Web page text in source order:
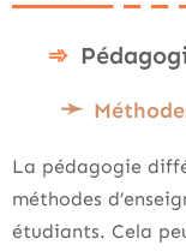
La pédagogie
méthodes
étudiants. Cela